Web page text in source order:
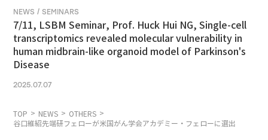
NEWS / SEMINARS
7/11, LSBM Seminar, Prof. Huck Hui NG, Single-cell
transcriptomics revealed molecular vulnerability in
human midbrain-like organoid model of Parkinson's
Disease
2025.07.07
TOP NEWS
OTHERS
谷口維紹先端研フェローが米国がん学会アカデミー・フェローに選出